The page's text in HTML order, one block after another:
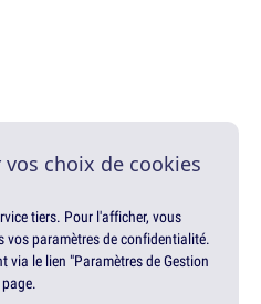
choix de cookies
tiers. Pour l'afficher, vous
vos paramètres de confidentialité.
via le lien "Paramètres de Gestion